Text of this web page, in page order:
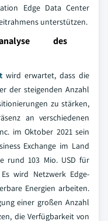
Edge Data Center
unterstützen.
des
wird erwartet, dass die
der steigenden Anzahl
zu stärken,
an verschiedenen
im Oktober 2021 sein
Exchange im Land
rund 103 Mio. USD für
wird Netzwerk Edge-
Energien arbeiten.
einer großen Anzahl
die Verfügbarkeit von